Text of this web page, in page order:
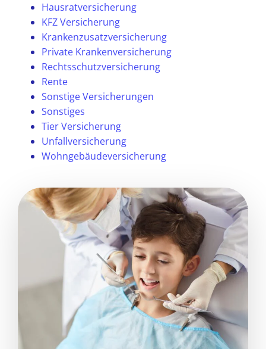
Hausratversicherung
KFZ Versicherung
Krankenzusatzversicherung
Private Krankenversicherung
Rechtsschutzversicherung
Rente
Sonstige Versicherungen
Sonstiges
Tier Versicherung
Unfallversicherung
Wohngebäudeversicherung